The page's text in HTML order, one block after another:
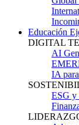
Educación
DIGITAL
AI
IA
ESG y